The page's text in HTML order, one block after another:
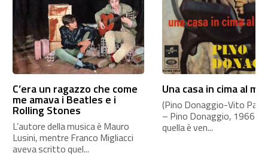
C’era un ragazzo che come
me amava i Beatles e i
Rolling Stones
L’autore della musica è Mauro
Lusini, mentre Franco Migliacci
aveva scritto quel...
Una casa in cima al
(Pino Donaggio-Vito
– Pino Donaggio, 1966
quella è ven...